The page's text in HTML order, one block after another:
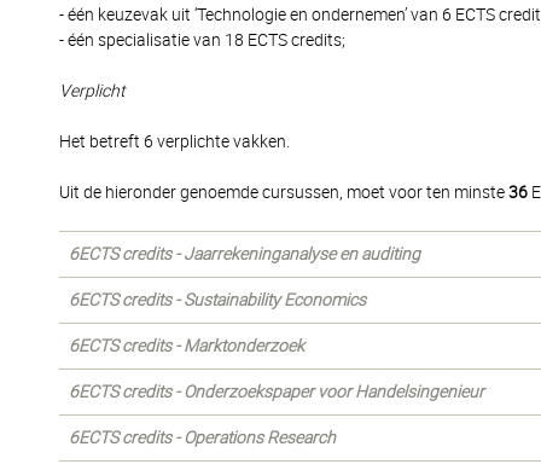
- één keuzevak uit ‘Technologie en ondernemen’ van 6 ECTS
- één specialisatie van 18 ECTS credits;
Verplicht
Het betreft 6 verplichte vakken.
Uit de hieronder genoemde cursussen, moet voor ten minste36
6ECTS credits - Jaarrekeninganalyse en auditing
6ECTS credits - Sustainability Economics
6ECTS credits - Marktonderzoek
6ECTS credits - Onderzoekspaper voor Handelsingenieur
6ECTS credits - Operations Research